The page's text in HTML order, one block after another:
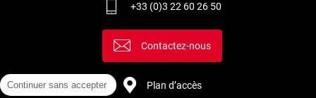
+33 (0)3 22 60 26 50
Contactez-nous
Plan d’accès
Continuer sans accepter